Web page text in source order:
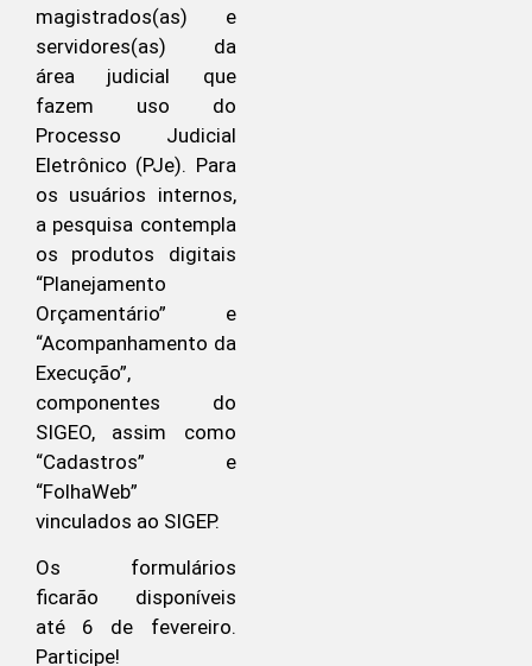
magistrados(as) e
servidores(as) da
área judicial que
fazem uso do
Processo Judicial
Eletrônico (PJe). Para
os usuários internos,
a pesquisa contempla
os produtos digitais
“Planejamento
Orçamentário” e
“Acompanhamento da
Execução”,
componentes do
SIGEO, assim como
“Cadastros” e
“FolhaWeb”
vinculados ao SIGEP.
Os formulários
ficarão disponíveis
até 6 de fevereiro.
Participe!